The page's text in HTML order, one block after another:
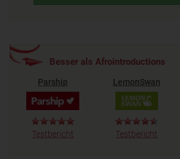
Besser als Afrointroductions
Parship
Testbericht
LemonSwan
Testbericht